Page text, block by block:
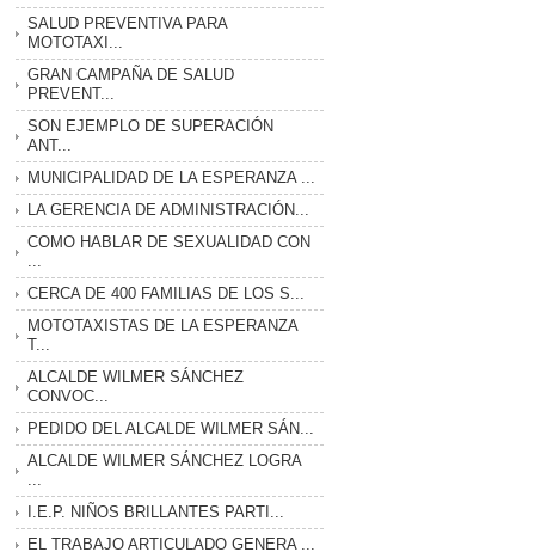
SALUD PREVENTIVA PARA
MOTOTAXI...
GRAN CAMPAÑA DE SALUD
PREVENT...
SON EJEMPLO DE SUPERACIÓN
ANT...
MUNICIPALIDAD DE LA ESPERANZA ...
LA GERENCIA DE ADMINISTRACIÓN...
COMO HABLAR DE SEXUALIDAD CON
CERCA DE 400 FAMILIAS DE LOS S...
MOTOTAXISTAS DE LA ESPERANZA
T...
ALCALDE WILMER SÁNCHEZ
CONVOC...
PEDIDO DEL ALCALDE WILMER SÁN...
ALCALDE WILMER SÁNCHEZ LOGRA
I.E.P. NIÑOS BRILLANTES PARTI...
EL TRABAJO ARTICULADO GENERA ...